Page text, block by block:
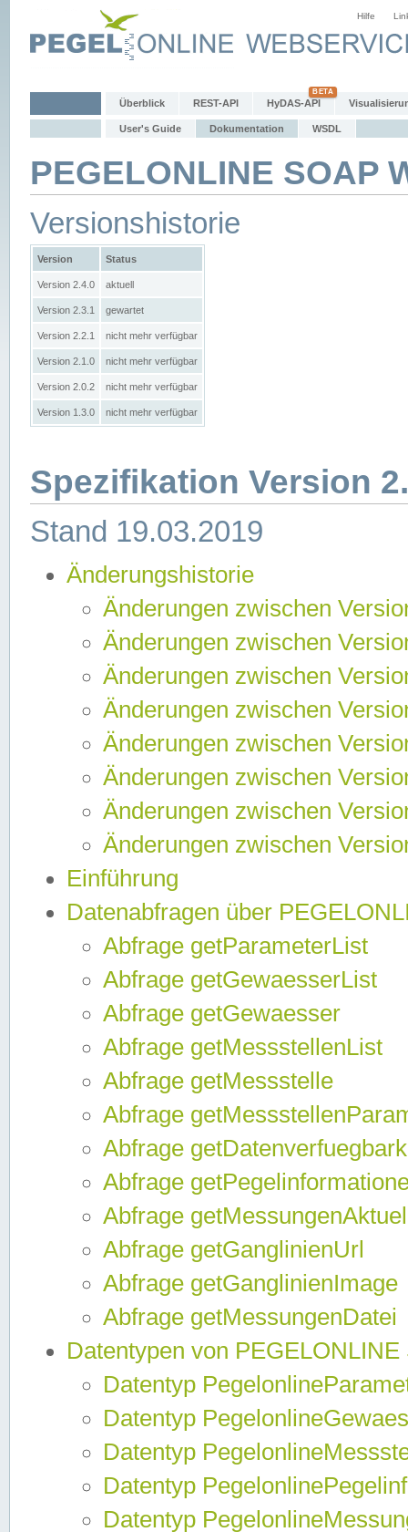
Hilfe
Überblick REST-API HyDAS-API
User's Guide Dokumentation WSDL
PEGELONLINE SOAP
Versionshistorie
Version Status
Version 2.4.0 aktuell
Version 2.3.1 gewartet
Version 2.2.1 nicht mehr verfügbar
Version 2.1.0 nicht mehr verfügbar
Version 2.0.2 nicht mehr verfügbar
Version 1.3.0 nicht mehr verfügbar
Spezifikation Version
Stand 19.03.2019
Änderungshistorie
Änderungen zwischen
Änderungen zwischen
Änderungen zwischen
Änderungen zwischen
Änderungen zwischen
Änderungen zwischen
Änderungen zwischen
Änderungen zwischen
Einführung
Datenabfragen über
Abfrage getParameterList
Abfrage getGewaesserList
Abfrage getGewaesser
Abfrage getMessstellenList
Abfrage getMessstelle
Abfrage
Abfrage
Abfrage
Abfrage
Abfrage getGanglinienUrl
Abfrage getGanglinienImage
Abfrage getMessungenDatei
Datentypen von
Datentyp
Datentyp
Datentyp
Datentyp
Datentyp